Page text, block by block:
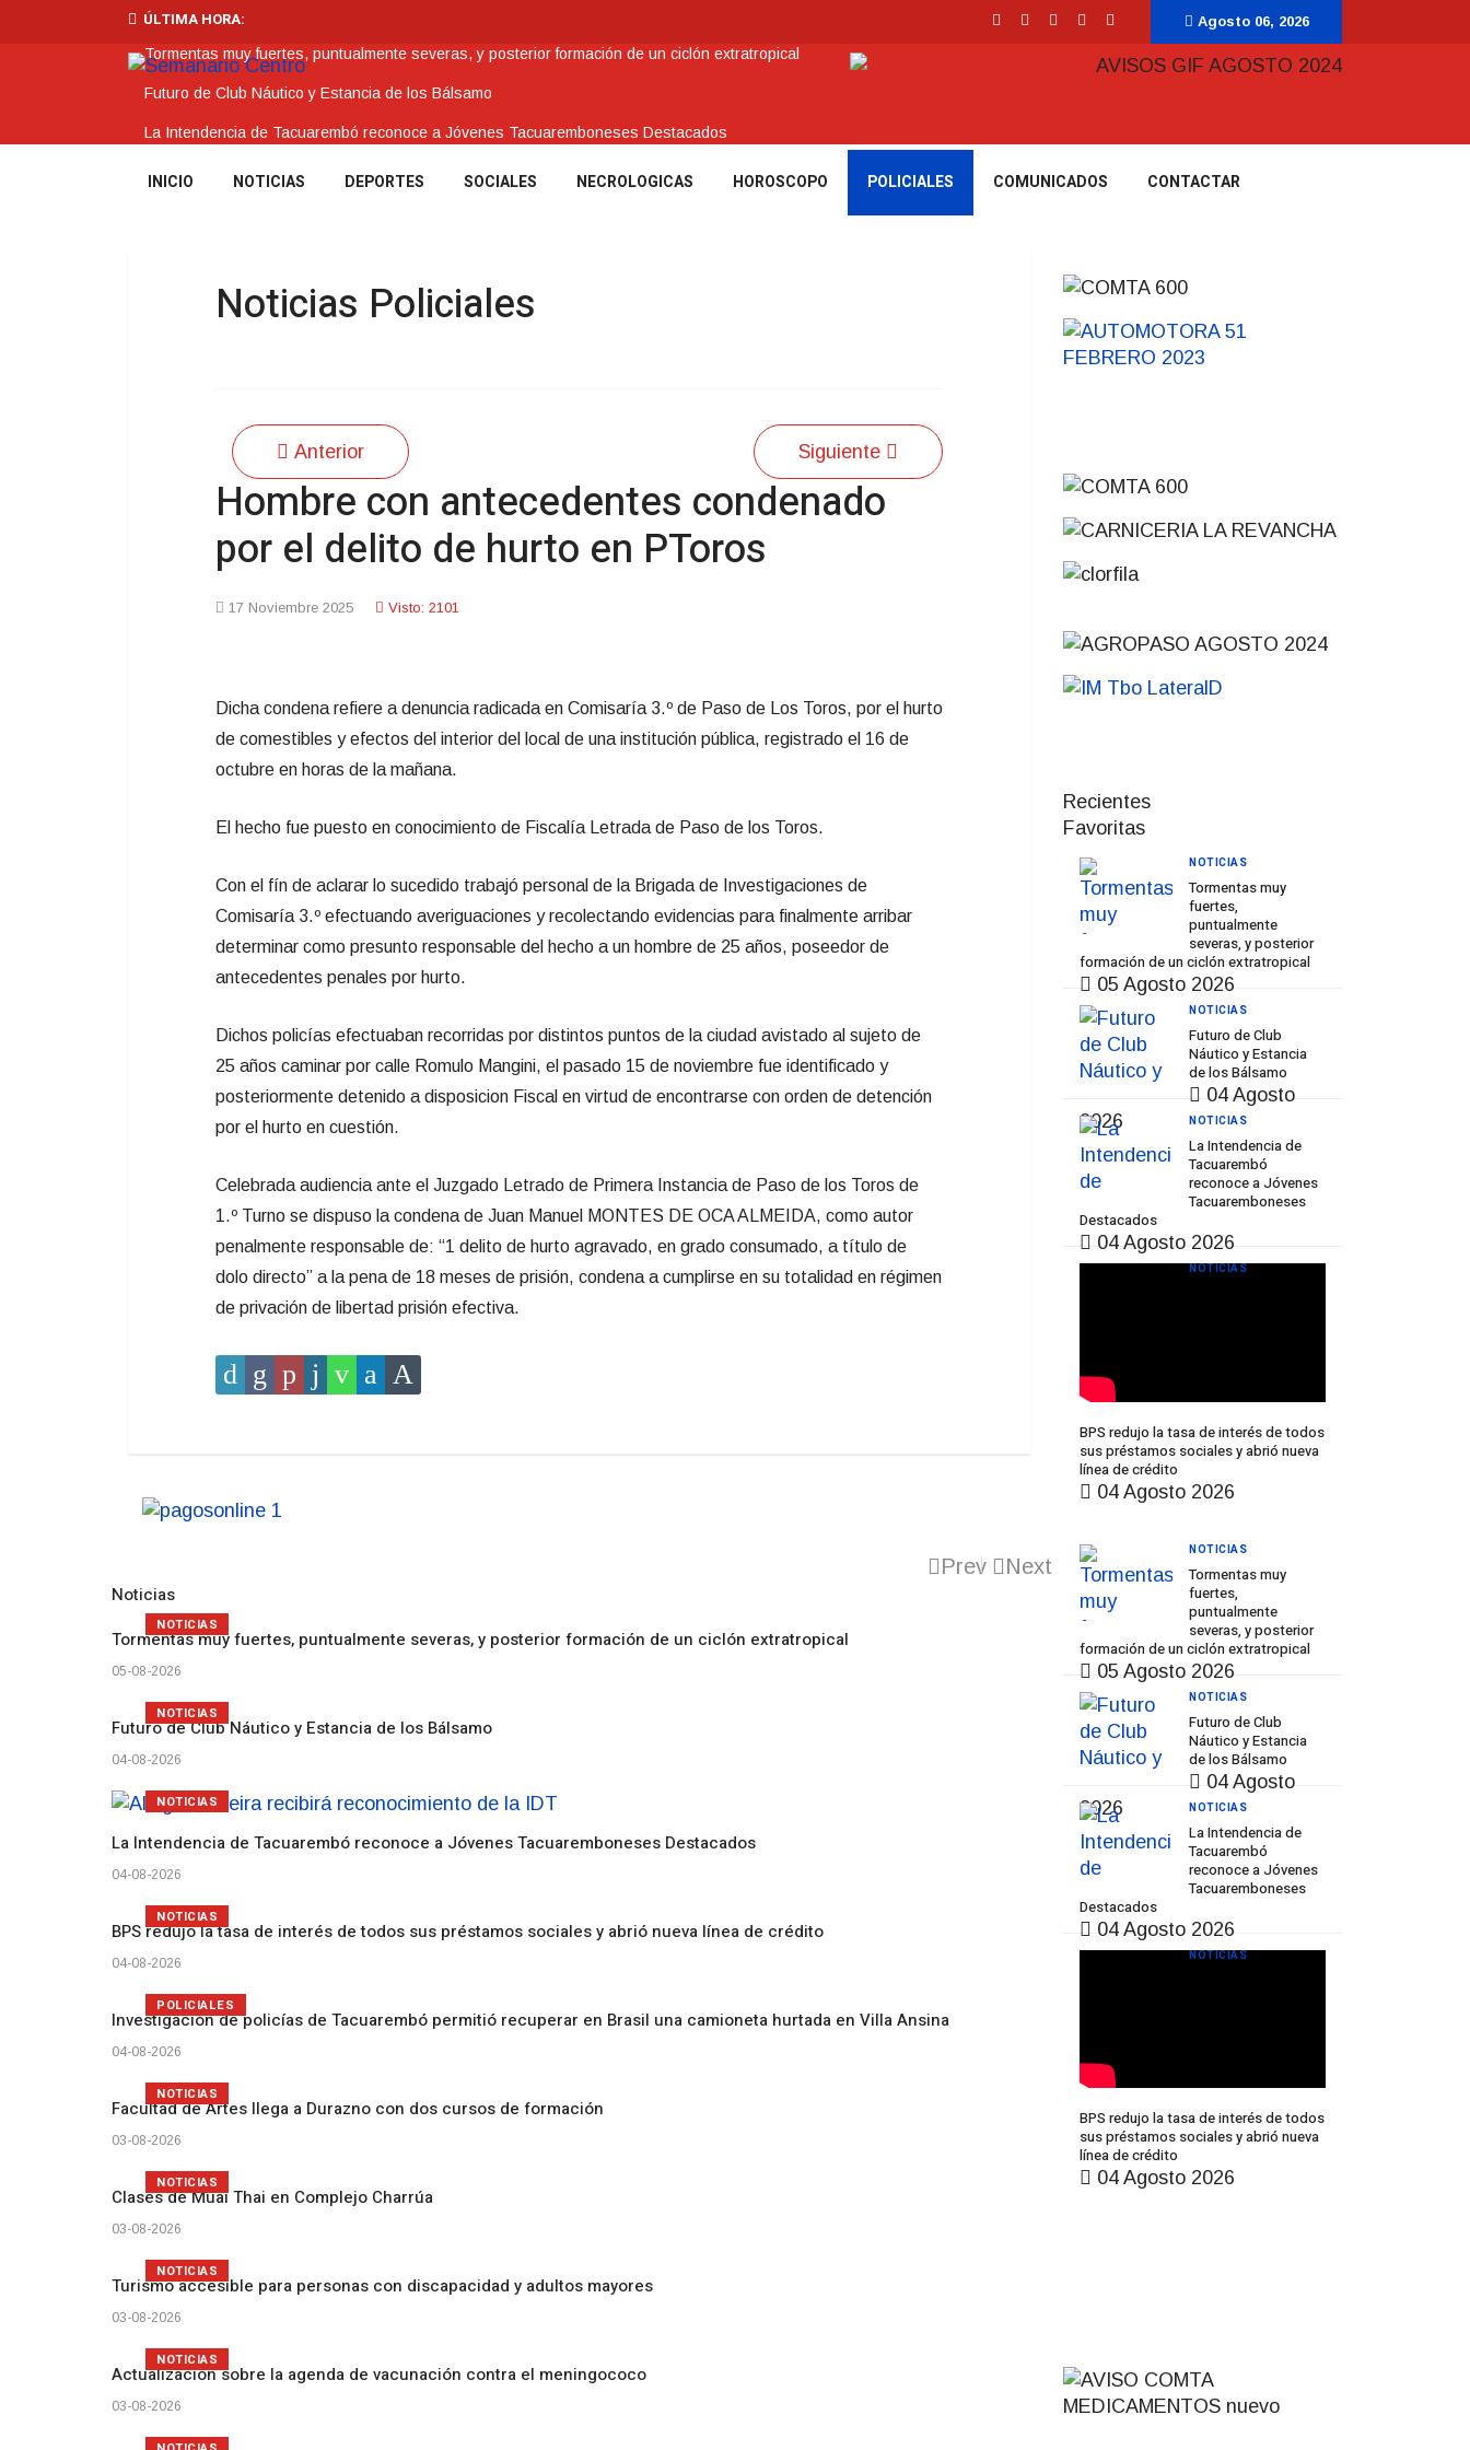
ÚLTIMA HORA:
Tormentas muy fuertes, puntualmente severas, y posterior formación de un ciclón extratropical
Futuro de Club Náutico y Estancia de los Bálsamo
La Intendencia de Tacuarembó reconoce a Jóvenes Tacuaremboneses Destacados
BPS redujo la tasa de interés de todos sus préstamos sociales y abrió nueva línea de crédito
Agosto 06, 2026
INICIO NOTICIAS DEPORTES SOCIALES NECROLOGICAS HOROSCOPO POLICIALES COMUNICADOS CONTACTAR
Noticias Policiales
Anterior Siguiente
Hombre con antecedentes condenado
por el delito de hurto en PToros
17 Noviembre 2025 Visto: 2101
Dicha condena refiere a denuncia radicada en Comisaría 3.º de Paso de Los Toros, por el hurto
de comestibles y efectos del interior del local de una institución pública, registrado el 16 de
octubre en horas de la mañana.
El hecho fue puesto en conocimiento de Fiscalía Letrada de Paso de los Toros.
Con el fín de aclarar lo sucedido trabajó personal de la Brigada de Investigaciones de
Comisaría 3.º efectuando averiguaciones y recolectando evidencias para finalmente arribar
determinar como presunto responsable del hecho a un hombre de 25 años, poseedor de
antecedentes penales por hurto.
Dichos policías efectuaban recorridas por distintos puntos de la ciudad avistado al sujeto de
25 años caminar por calle Romulo Mangini, el pasado 15 de noviembre fue identificado y
posteriormente detenido a disposicion Fiscal en virtud de encontrarse con orden de detención
por el hurto en cuestión.
Celebrada audiencia ante el Juzgado Letrado de Primera Instancia de Paso de los Toros de
1.º Turno se dispuso la condena de Juan Manuel MONTES DE OCA ALMEIDA, como autor
penalmente responsable de: “1 delito de hurto agravado, en grado consumado, a título de
dolo directo” a la pena de 18 meses de prisión, condena a cumplirse en su totalidad en régimen
de privación de libertad prisión efectiva.
Noticias
Prev Next
Tormentas muy fuertes, puntualmente severas, y posterior formación de un ciclón extratropical
05-08-2026
NOTICIAS
Futuro de Club Náutico y Estancia de los Bálsamo
04-08-2026
NOTICIAS
La Intendencia de Tacuarembó reconoce a Jóvenes Tacuaremboneses Destacados
04-08-2026
NOTICIAS
BPS redujo la tasa de interés de todos sus préstamos sociales y abrió nueva línea de crédito
04-08-2026
NOTICIAS
Investigación de policías de Tacuarembó permitió recuperar en Brasil una camioneta hurtada en Villa Ansina
04-08-2026
POLICIALES
Facultad de Artes llega a Durazno con dos cursos de formación
03-08-2026
NOTICIAS
Clases de Muai Thai en Complejo Charrúa
03-08-2026
NOTICIAS
Turismo accesible para personas con discapacidad y adultos mayores
03-08-2026
NOTICIAS
Actualización sobre la agenda de vacunación contra el meningococo
03-08-2026
NOTICIAS
Recientes
Favoritas
Tormentas muy
fuertes,
puntualmente
severas, y posterior
formación de un ciclón extratropical
05 Agosto 2026
NOTICIAS
Futuro de Club
Náutico y Estancia
de los Bálsamo
04 Agosto
2026
NOTICIAS
La Intendencia de
Tacuarembó
reconoce a Jóvenes
Tacuaremboneses
Destacados
04 Agosto 2026
NOTICIAS
BPS redujo la tasa de interés de todos
sus préstamos sociales y abrió nueva
línea de crédito
04 Agosto 2026
NOTICIAS
Tormentas muy
fuertes,
puntualmente
severas, y posterior
formación de un ciclón extratropical
05 Agosto 2026
NOTICIAS
Futuro de Club
Náutico y Estancia
de los Bálsamo
04 Agosto
2026
NOTICIAS
La Intendencia de
Tacuarembó
reconoce a Jóvenes
Tacuaremboneses
Destacados
04 Agosto 2026
NOTICIAS
BPS redujo la tasa de interés de todos
sus préstamos sociales y abrió nueva
línea de crédito
04 Agosto 2026
NOTICIAS